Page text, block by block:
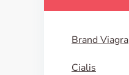
Brand Viagra
Cialis